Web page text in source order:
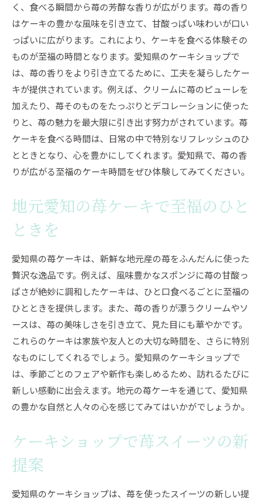
く、食べる瞬間から苺の芳醇な香りが広がります。苺の香り
はケーキの豊かな風味を引き立て、甘酸っぱい味わいが口い
っぱいに広がります。これにより、ケーキを食べる体験その
ものが至福の時間となります。愛知県のケーキショップで
は、苺の香りをより引き立てるために、工夫を凝らしたケー
キが提供されています。例えば、クリームに苺のピューレを
加えたり、苺そのものをたっぷりとデコレーションに使った
りと、苺の魅力を最大限に引き出す努力がされています。苺
ケーキを食べる時間は、日常の中で特別なリフレッシュのひ
とときとなり、心を豊かにしてくれます。愛知県で、苺の香
りが広がる至福のケーキ時間をぜひ体験してみてください。
地元愛知の苺ケーキで至福のひと
ときを
愛知県の苺ケーキは、新鮮な地元産の苺をふんだんに使った
贅沢な逸品です。例えば、風味豊かなスポンジに苺の甘酸っ
ぱさが絶妙に調和したケーキは、ひと口食べるごとに至福の
ひとときを提供します。また、苺の香りが漂うクリームやソ
ースは、苺の美味しさを引き立て、見た目にも華やかです。
これらのケーキは家族や友人との大切な時間を、さらに特別
なものにしてくれるでしょう。愛知県のケーキショップで
は、季節ごとのフェアや新作も楽しめるため、訪れるたびに
新しい感動に出会えます。地元の苺ケーキを通じて、愛知県
の豊かな自然と人々の心を感じてみてはいかがでしょうか。
ケーキショップで苺スイーツの新
提案
愛知県のケーキショップは、苺を使ったスイーツの新しい提